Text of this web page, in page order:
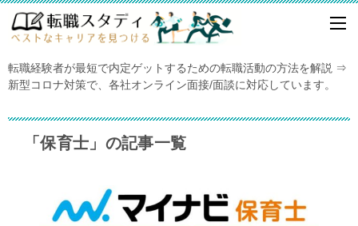
転職経験者が最短で内定ゲットするための転職活動の方法を解説 ⇒
新型コロナ対策で、各社オンライン面接/面談に対応しています。
「保育士」の記事一覧